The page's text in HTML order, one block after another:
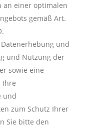
an einer optimalen
gemäß Art.
und
und Nutzung der
sowie eine
Ihre
und
zum Schutz Ihrer
Sie bitte den